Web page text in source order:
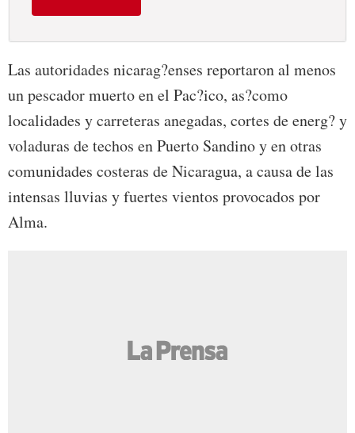
Las autoridades nicarag?enses reportaron al menos
un pescador muerto en el Pac?ico, as?como
localidades y carreteras anegadas, cortes de energ? y
voladuras de techos en Puerto Sandino y en otras
comunidades costeras de Nicaragua, a causa de las
intensas lluvias y fuertes vientos provocados por
Alma.